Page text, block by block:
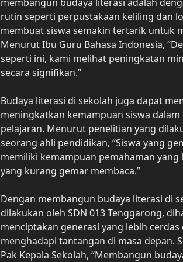
rutin seperti perpustakaan keliling dan
membuat siswa semakin tertarik untuk
Menurut Ibu Guru Bahasa Indonesia,
seperti ini, kami melihat peningkatan
secara signifikan.”
Budaya literasi di sekolah juga dapat
meningkatkan kemampuan siswa
pelajaran. Menurut penelitian yang
seorang ahli pendidikan, “Siswa yang
memiliki kemampuan pemahaman yang
yang kurang gemar membaca.”
Dengan membangun budaya literasi di
dilakukan oleh SDN 013 Tenggarong,
menciptakan generasi yang lebih
menghadapi tantangan di masa depan.
Pak Kepala Sekolah, “Membangun